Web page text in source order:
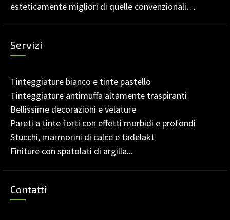
esteticamente migliori di quelle convenzionali…
Servizi
Tinteggiature bianco e tinte pastello
Tinteggiature antimuffa altamente traspiranti
Bellissime decorazioni e velature
Pareti a tinte forti con effetti morbidi e profondi
Stucchi, marmorini di calce e tadelakt
Finiture con spatolati di argilla...
Contatti